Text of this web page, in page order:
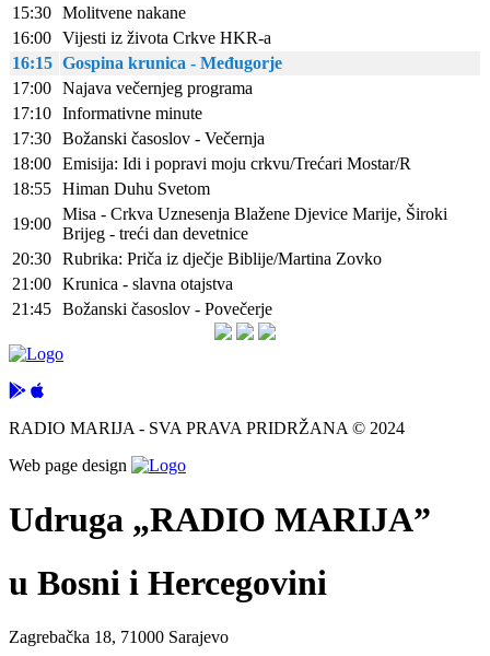
15:30 Molitvene nakane
16:00 Vijesti iz života Crkve HKR-a
16:15 Gospina krunica - Međugorje
17:00 Najava večernjeg programa
17:10 Informativne minute
17:30 Božanski časoslov - Večernja
18:00 Emisija: Idi i popravi moju crkvu/Trećari Mostar/R
18:55 Himan Duhu Svetom
19:00
Misa - Crkva Uznesenja Blažene Djevice Marije, Široki
Brijeg - treći dan devetnice
20:30 Rubrika: Priča iz dječje Biblije/Martina Zovko
21:00 Krunica - slavna otajstva
21:45 Božanski časoslov - Povečerje
RADIO MARIJA - SVA PRAVA PRIDRŽANA © 2024
Web page design
Udruga „RADIO MARIJA”
u Bosni i Hercegovini
Zagrebačka 18, 71000 Sarajevo